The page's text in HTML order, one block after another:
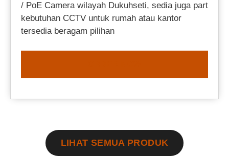
/ PoE Camera wilayah Dukuhseti, sedia juga part
kebutuhan CCTV untuk rumah atau kantor
tersedia beragam pilihan
LIHAT SEMUA PRODUK